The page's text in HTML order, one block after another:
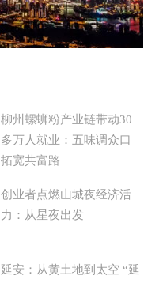
柳州螺蛳粉产业链带动30
多万人就业：五味调众口
拓宽共富路
创业者点燃山城夜经济活
力：从星夜出发
延安：从黄土地到太空 “延